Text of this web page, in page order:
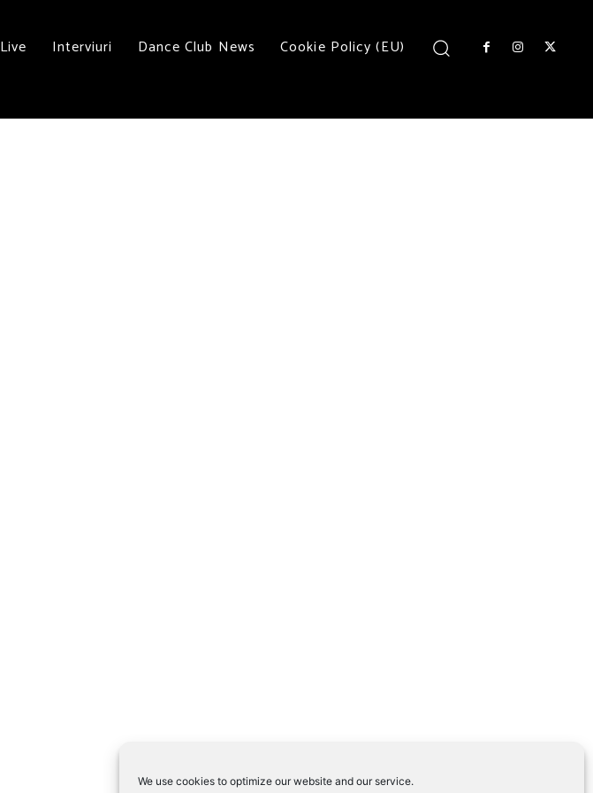
We use cookies to optimize our website and our service.
Live Interviuri Dance Club News Cookie Policy (EU)